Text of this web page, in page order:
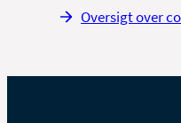
Oversigt over